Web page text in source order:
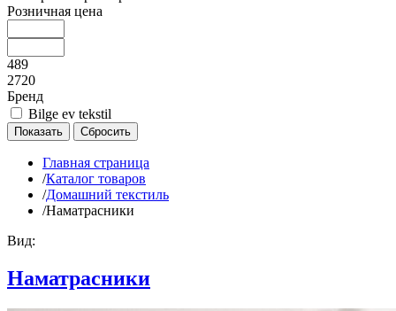
Розничная цена
489
2720
Бренд
Bilge ev tekstil
Главная страница
/Каталог товаров
/Домашний текстиль
/Наматрасники
Вид:
Наматрасники